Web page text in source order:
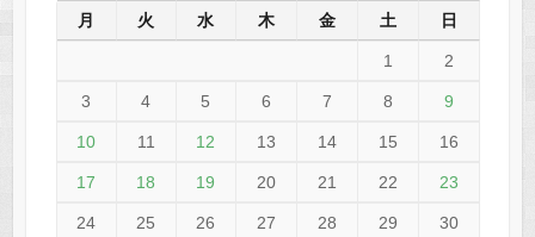
月 火 水 木 金 土 日
1 2
3 4 5 6 7 8 9
10 11 12 13 14 15 16
17 18 19 20 21 22 23
24 25 26 27 28 29 30